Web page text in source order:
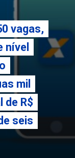
vagas,
nível
mil
de R$
seis
vagas,
nível
mil
de R$
seis